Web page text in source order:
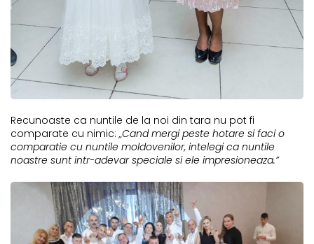
Recunoaste ca nuntile de la noi din tara nu pot fi
comparate cu nimic:„Cand mergi peste hotare si faci o
comparatie cu nuntile moldovenilor, intelegi ca nuntile
noastre sunt intr-adevar speciale si ele impresioneaza.”